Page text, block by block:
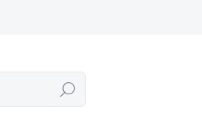
Hledat